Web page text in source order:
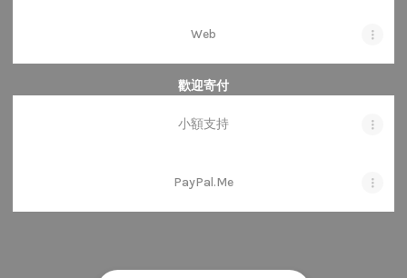
Web
歡迎寄付
小額支持
PayPal.Me